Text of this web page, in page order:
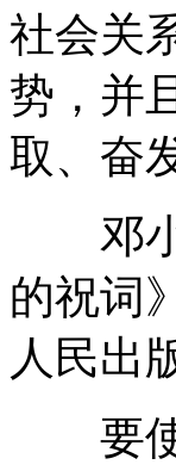
社会关
势，并
取、奋
邓小
的祝词
人民出
要使